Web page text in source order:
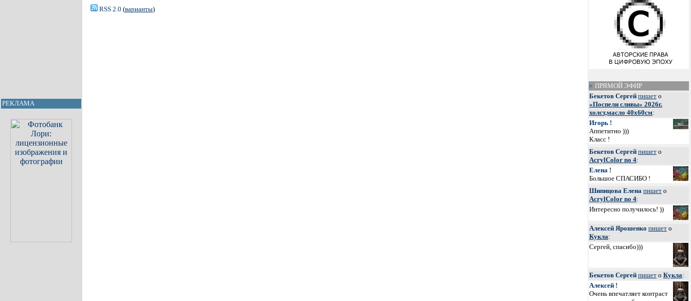
РЕКЛАМА
RSS 2.0 (варианты)
ПРЯМОЙ ЭФИР
Бекетов Сергей пишет о
«Поспели сливы» 2026г.
холст,масло 40х60см:
Игорь !
Аппетитно )))
Класс !
Бекетов Сергей пишет о
AcrylColor no 4:
Елена !
Большое СПАСИБО !
Шипицова Елена пишет о
AcrylColor no 4:
Интересно получилось! ))
Алексей Ярошенко пишет о
Кукла:
Сергей, спасибо)))
Бекетов Сергей пишет о Кукла:
Алексей !
Очень впечатляет контраст